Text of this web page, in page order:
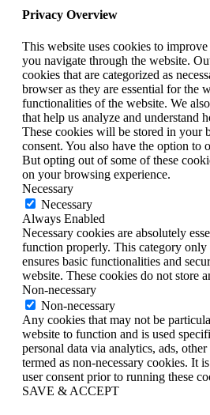
Privacy Overview
This website uses cookies to
you navigate through the website.
cookies that are categorized as
browser as they are essential for the
functionalities of the website. We
that help us analyze and understand
These cookies will be stored in your
consent. You also have the option to
But opting out of some of these
on your browsing experience.
Necessary
Necessary
Always Enabled
Necessary cookies are absolutely
function properly. This category only
ensures basic functionalities and
website. These cookies do not store
Non-necessary
Non-necessary
Any cookies that may not be
website to function and is used
personal data via analytics, ads,
termed as non-necessary cookies. It
user consent prior to running these
SAVE & ACCEPT